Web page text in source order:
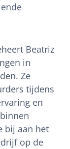
Beatriz
in
Ze
tijdens
en
bij aan het
op de